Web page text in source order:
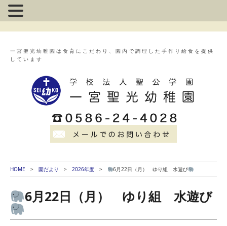
一宮聖光幼稚園は食育にこだわり、園内で調理した手作り給食を提供
しています
HOME 園だより 2026年度 6月22日（月） ゆり組 水遊び
6月22日（月） ゆり組 水遊び